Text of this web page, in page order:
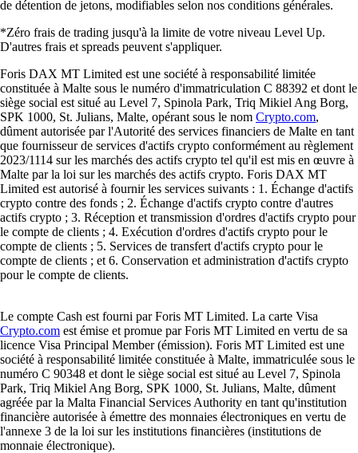
de détention de jetons, modifiables selon nos conditions générales.
*Zéro frais de trading jusqu'à la limite de votre niveau Level Up.
D'autres frais et spreads peuvent s'appliquer.
Foris DAX MT Limited est une société à responsabilité limitée
constituée à Malte sous le numéro d'immatriculation C 88392 et dont le
siège social est situé au Level 7, Spinola Park, Triq Mikiel Ang Borg,
SPK 1000, St. Julians, Malte, opérant sous le nom Crypto.com,
dûment autorisée par l'Autorité des services financiers de Malte en tant
que fournisseur de services d'actifs crypto conformément au règlement
2023/1114 sur les marchés des actifs crypto tel qu'il est mis en œuvre à
Malte par la loi sur les marchés des actifs crypto. Foris DAX MT
Limited est autorisé à fournir les services suivants : 1. Échange d'actifs
crypto contre des fonds ; 2. Échange d'actifs crypto contre d'autres
actifs crypto ; 3. Réception et transmission d'ordres d'actifs crypto pour
le compte de clients ; 4. Exécution d'ordres d'actifs crypto pour le
compte de clients ; 5. Services de transfert d'actifs crypto pour le
compte de clients ; et 6. Conservation et administration d'actifs crypto
pour le compte de clients.
Le compte Cash est fourni par Foris MT Limited. La carte Visa
Crypto.com est émise et promue par Foris MT Limited en vertu de sa
licence Visa Principal Member (émission). Foris MT Limited est une
société à responsabilité limitée constituée à Malte, immatriculée sous le
numéro C 90348 et dont le siège social est situé au Level 7, Spinola
Park, Triq Mikiel Ang Borg, SPK 1000, St. Julians, Malte, dûment
agréée par la Malta Financial Services Authority en tant qu'institution
financière autorisée à émettre des monnaies électroniques en vertu de
l'annexe 3 de la loi sur les institutions financières (institutions de
monnaie électronique).